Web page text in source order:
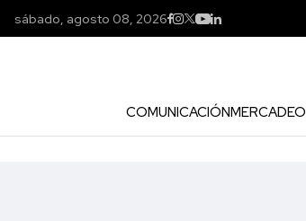
sábado, agosto 08, 2026
COMUNICACIÓNMERCADEO